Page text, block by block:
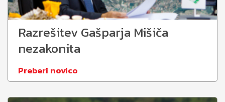
Razrešitev Gašparja Mišiča
nezakonita
Preberi novico